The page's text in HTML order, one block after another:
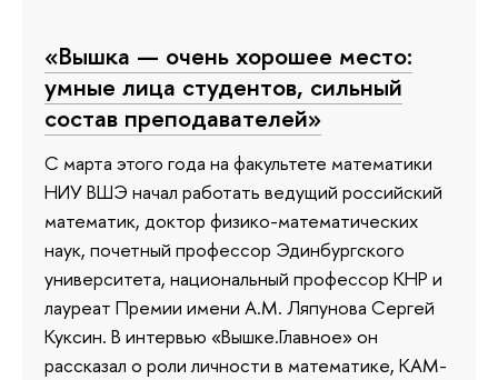
«Вышка — очень хорошее место:
умные лица студентов, сильный
состав преподавателей»
С марта этого года на факультете математики
НИУ ВШЭ начал работать ведущий российский
математик, доктор физико-математических
наук, почетный профессор Эдинбургского
университета, национальный профессор КНР и
лауреат Премии имени А.М. Ляпунова Сергей
Куксин. В интервью «Вышке.Главное» он
рассказал о роли личности в математике, КАМ-